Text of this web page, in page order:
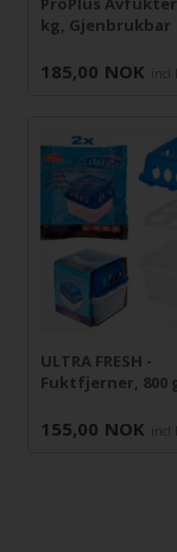
kg, Gjenbrukbar
185,00 NOK incl
ULTRA FRESH -
Fuktfjerner, 800
155,00 NOK incl